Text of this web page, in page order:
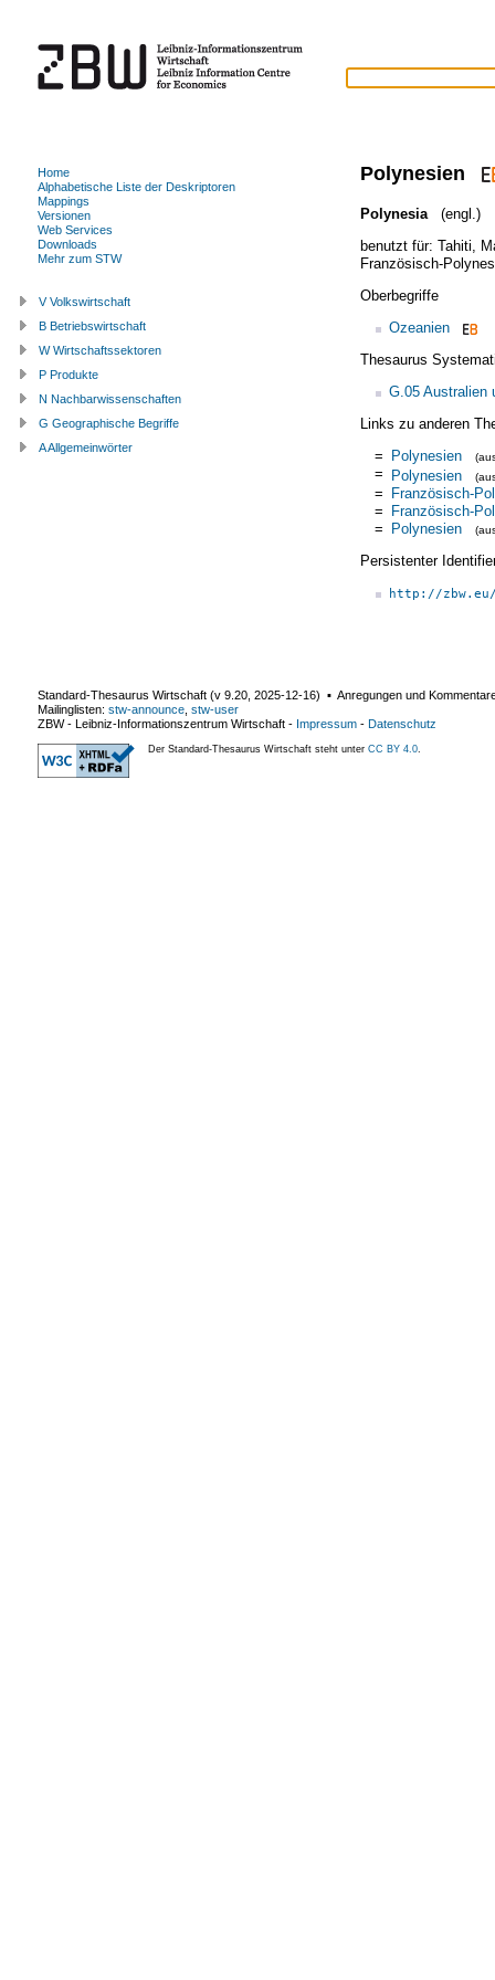
Polynesien
Polynesia
(engl.)
benutzt für: Tahiti
Französisch-
Oberbegriffe
Ozeanien
Thesaurus
G.05 Australien
Links zu anderen
= Polynesien
= Polynesien
= Französisch-
= Französisch-
= Polynesien
Persistenter
http://
Home
Alphabetische Liste der Deskriptoren
Mappings
Versionen
Web Services
Downloads
Mehr zum STW
V Volkswirtschaft
B Betriebswirtschaft
W Wirtschaftssektoren
P Produkte
N Nachbarwissenschaften
G Geographische Begriffe
A Allgemeinwörter
Standard-Thesaurus Wirtschaft (v 9.20 2025-12-16) ▪ Anregungen und
Mailinglisten: stw-announce stw-user
ZBW - Leibniz-Informationszentrum Wirtschaft - Impressum - Datenschutz
Der Standard-Thesaurus Wirtschaft steht unter CC BY 4.0